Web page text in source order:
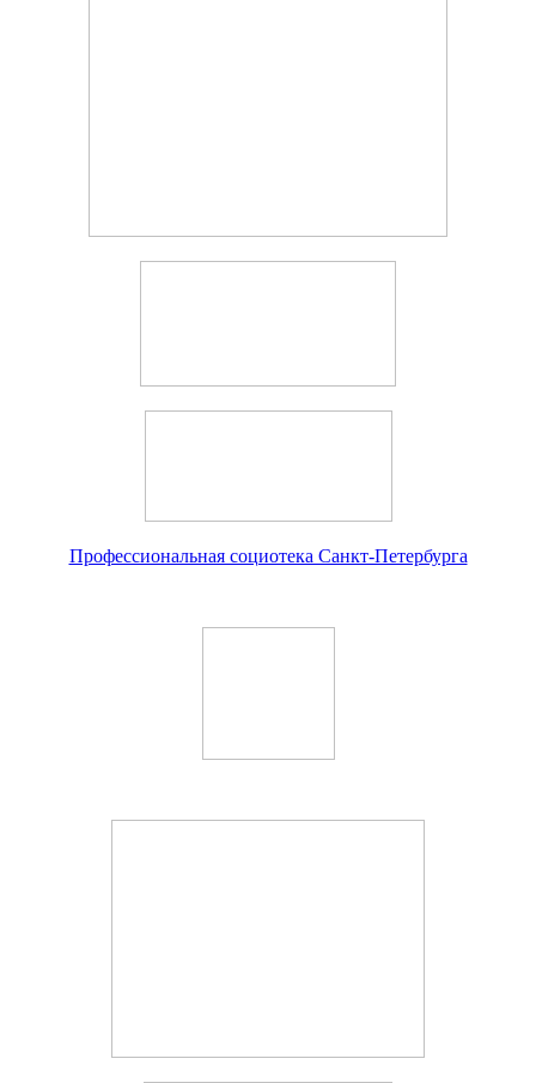
Профессиональная социотека Санкт-Петербурга